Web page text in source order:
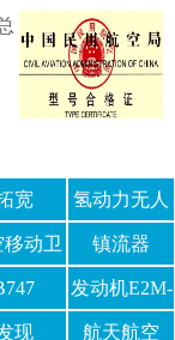
宽 氢动力无人
机
移动卫
星
镇流器
发动机E2M-
1000
现 航天航空